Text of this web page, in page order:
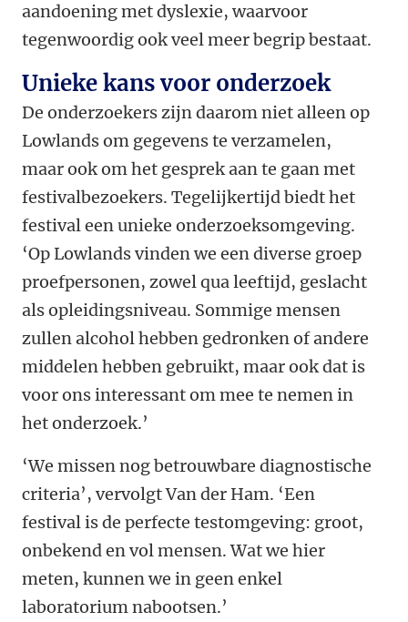
aandoening met dyslexie, waarvoor
tegenwoordig ook veel meer begrip bestaat.
Unieke kans voor onderzoek
De onderzoekers zijn daarom niet alleen op
Lowlands om gegevens te verzamelen,
maar ook om het gesprek aan te gaan met
festivalbezoekers. Tegelijkertijd biedt het
festival een unieke onderzoeksomgeving.
‘Op Lowlands vinden we een diverse groep
proefpersonen, zowel qua leeftijd, geslacht
als opleidingsniveau. Sommige mensen
zullen alcohol hebben gedronken of andere
middelen hebben gebruikt, maar ook dat is
voor ons interessant om mee te nemen in
het onderzoek.’
‘We missen nog betrouwbare diagnostische
criteria’, vervolgt Van der Ham. ‘Een
festival is de perfecte testomgeving: groot,
onbekend en vol mensen. Wat we hier
meten, kunnen we in geen enkel
laboratorium nabootsen.’